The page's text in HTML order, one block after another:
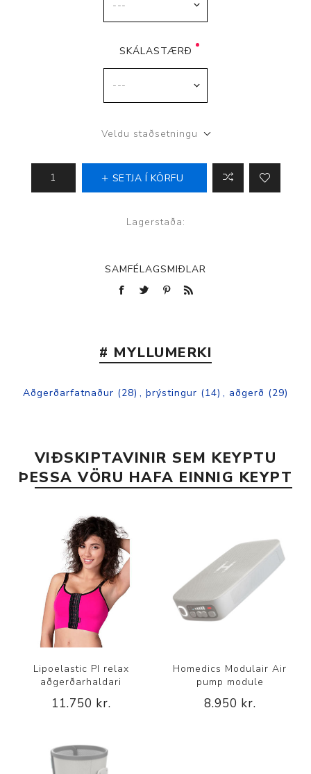
SKÁLASTÆRÐ
Veldu staðsetningu
SETJA Í KÖRFU
Lagerstaða:
SAMFÉLAGSMIÐLAR
# MYLLUMERKI
Aðgerðarfatnaður (28) , þrýstingur (14) , aðgerð (29)
VIÐSKIPTAVINIR SEM KEYPTU
ÞESSA VÖRU HAFA EINNIG KEYPT
Lipoelastic PI relax
aðgerðarhaldari
11.750 kr.
Homedics Modulair Air
pump module
8.950 kr.